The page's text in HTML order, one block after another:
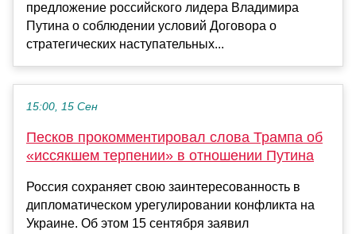
предложение российского лидера Владимира
Путина о соблюдении условий Договора о
стратегических наступательных...
15:00, 15 Сен
Песков прокомментировал слова Трампа об
«иссякшем терпении» в отношении Путина
Россия сохраняет свою заинтересованность в
дипломатическом урегулировании конфликта на
Украине. Об этом 15 сентября заявил